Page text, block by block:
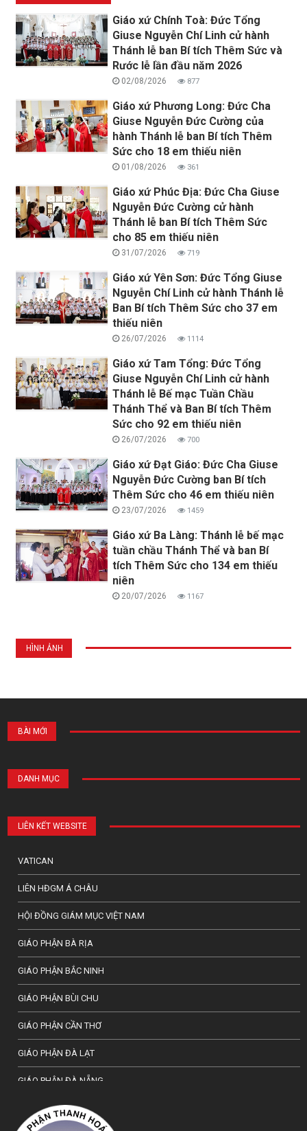
Giáo xứ Chính Toà: Đức Tổng
Giuse Nguyễn Chí Linh cử hành
Thánh lễ ban Bí tích Thêm Sức và
Rước lễ lần đầu năm 2026
02/08/2026 877
Giáo xứ Phương Long: Đức Cha
Giuse Nguyễn Đức Cường của
hành Thánh lễ ban Bí tích Thêm
Sức cho 18 em thiếu niên
01/08/2026 361
Giáo xứ Phúc Địa: Đức Cha Giuse
Nguyễn Đức Cường cử hành
Thánh lễ ban Bí tích Thêm Sức
cho 85 em thiếu niên
31/07/2026 719
Giáo xứ Yên Sơn: Đức Tổng Giuse
Nguyễn Chí Linh cử hành Thánh lễ
Ban Bí tích Thêm Sức cho 37 em
thiếu niên
26/07/2026 1114
Giáo xứ Tam Tổng: Đức Tổng
Giuse Nguyễn Chí Linh cử hành
Thánh lễ Bế mạc Tuần Chầu
Thánh Thể và Ban Bí tích Thêm
Sức cho 92 em thiếu niên
26/07/2026 700
Giáo xứ Đạt Giáo: Đức Cha Giuse
Nguyễn Đức Cường ban Bí tích
Thêm Sức cho 46 em thiếu niên
23/07/2026 1459
Giáo xứ Ba Làng: Thánh lễ bế mạc
tuần chầu Thánh Thể và ban Bí
tích Thêm Sức cho 134 em thiếu
niên
20/07/2026 1167
HÌNH ẢNH
BÀI MỚI
DANH MỤC
LIÊN KẾT WEBSITE
VATICAN
LIÊN HĐGM Á CHÂU
HỘI ĐỒNG GIÁM MỤC VIỆT NAM
GIÁO PHẬN BÀ RỊA
GIÁO PHẬN BẮC NINH
GIÁO PHẬN BÙI CHU
GIÁO PHẬN CẦN THƠ
GIÁO PHẬN ĐÀ LẠT
GIÁO PHẬN ĐÀ NẴNG
TỔNG GIÁO PHẬN HÀ NỘI